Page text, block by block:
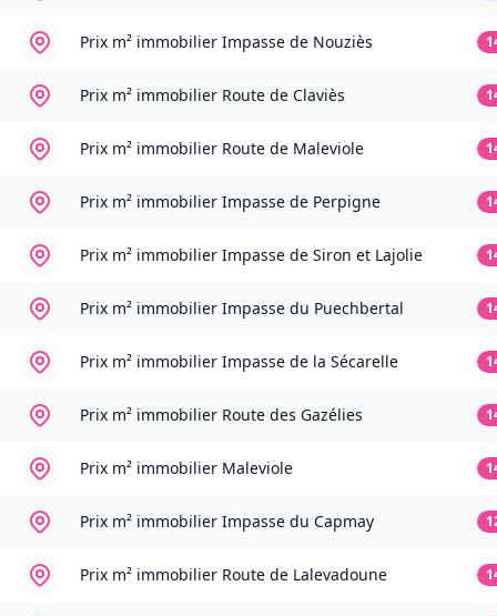
Prix m² immobilier Impasse de Nouziès
Prix m² immobilier Route de Claviès
Prix m² immobilier Route de Maleviole
Prix m² immobilier Impasse de Perpigne
Prix m² immobilier Impasse de Siron et Lajolie
Prix m² immobilier Impasse du Puechbertal
Prix m² immobilier Impasse de la Sécarelle
Prix m² immobilier Route des Gazélies
Prix m² immobilier Maleviole
Prix m² immobilier Impasse du Capmay
Prix m² immobilier Route de Lalevadoune